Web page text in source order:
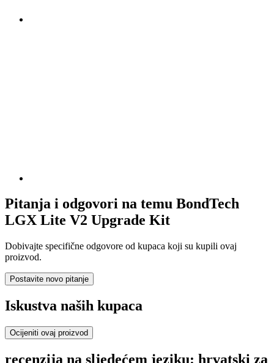
Pitanja i odgovori na temu BondTech
LGX Lite V2 Upgrade Kit
Dobivajte specifične odgovore od kupaca koji su kupili ovaj
proizvod.
Postavite novo pitanje
Iskustva naših kupaca
Ocijeniti ovaj proizvod
recenzija na sljedećem jeziku: hrvatski za